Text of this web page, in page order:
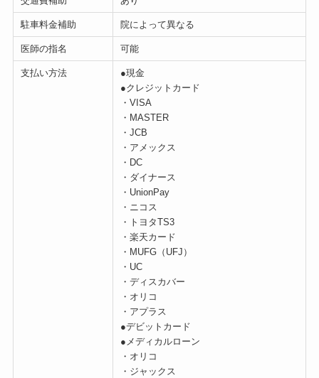
駐車料金補助 院によって異なる
医師の指名 可能
支払い方法
●現金
●クレジットカード
・VISA
・MASTER
・JCB
・アメックス
・DC
・ダイナース
・UnionPay
・ニコス
・トヨタTS3
・楽天カード
・MUFG（UFJ）
・UC
・ディスカバー
・オリコ
・アプラス
●デビットカード
●メディカルローン
・オリコ
・ジャックス